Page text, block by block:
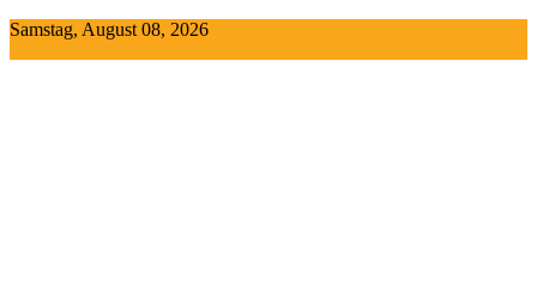
Skip
Samstag, August 08, 2026